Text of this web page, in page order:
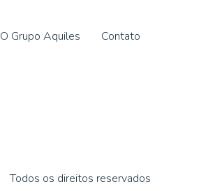
O Grupo Aquiles Contato
Todos os direitos reservados